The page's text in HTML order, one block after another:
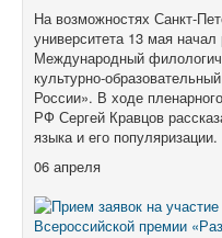
На возможностях Санкт-
университета 13 мая начал
Международный
культурно-
России». В ходе
РФ Сергей Кравцов
языка и его популяризации.
06 апреля